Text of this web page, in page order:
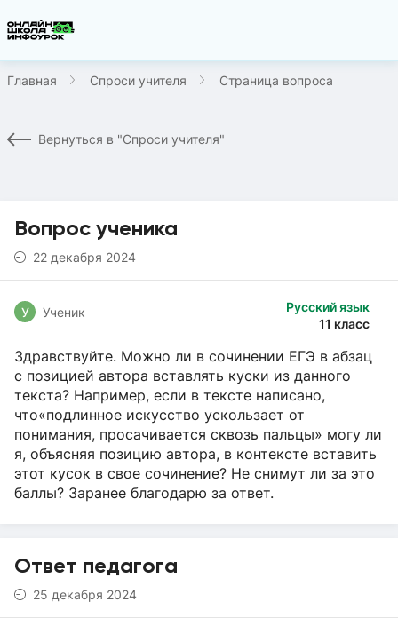
Главная Спроси учителя Страница вопроса
Вернуться в "Спроси учителя"
Вопрос ученика
22 декабря 2024
Русский язык
11 класс
У Ученик
Здравствуйте. Можно ли в сочинении ЕГЭ в абзац
с позицией автора вставлять куски из данного
текста? Например, если в тексте написано,
что«подлинное искусство ускользает от
понимания, просачивается сквозь пальцы» могу ли
я, объясняя позицию автора, в контексте вставить
этот кусок в свое сочинение? Не снимут ли за это
баллы? Заранее благодарю за ответ.
Ответ педагога
25 декабря 2024